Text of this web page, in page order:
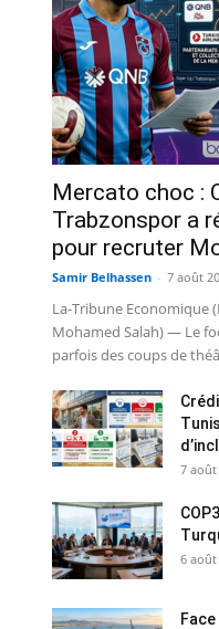
Mercato choc :
Trabzonspor a
pour recruter
Samir Belhassen - 7 août
La-Tribune Economique
Mohamed Salah) — Le
parfois des coups de
7 août
6 août
Face